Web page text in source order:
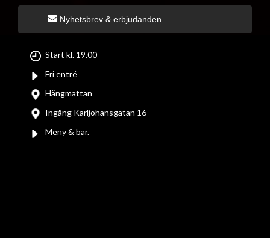
Nyhetsbrev & erbjudanden
Start kl. 19.00
Fri entré
Hängmattan
Ingång Karljohansgatan 16
Meny & bar.